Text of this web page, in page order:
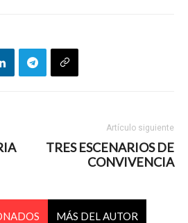
Artículo siguiente
TRES ESCENARIOS DE
CONVIVENCIA
MÁS DEL AUTOR